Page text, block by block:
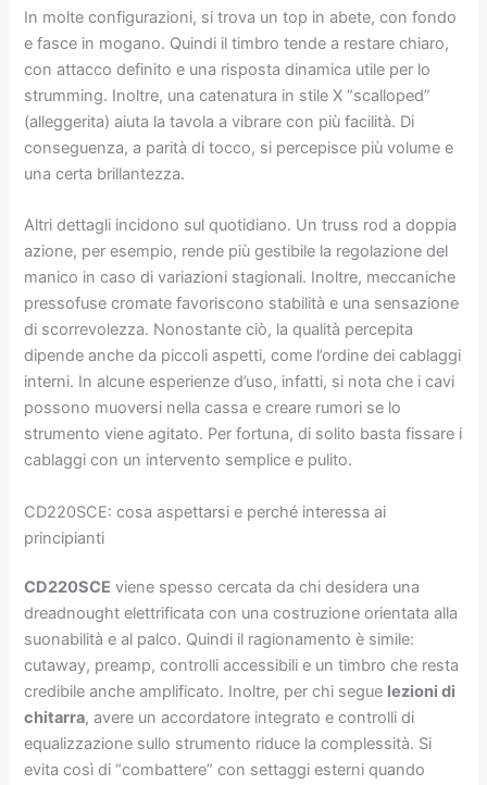
In molte configurazioni, si trova un top in abete, con fondo
e fasce in mogano. Quindi il timbro tende a restare chiaro,
con attacco definito e una risposta dinamica utile per lo
strumming. Inoltre, una catenatura in stile X “scalloped”
(alleggerita) aiuta la tavola a vibrare con più facilità. Di
conseguenza, a parità di tocco, si percepisce più volume e
una certa brillantezza.
Altri dettagli incidono sul quotidiano. Un truss rod a doppia
azione, per esempio, rende più gestibile la regolazione del
manico in caso di variazioni stagionali. Inoltre, meccaniche
pressofuse cromate favoriscono stabilità e una sensazione
di scorrevolezza. Nonostante ciò, la qualità percepita
dipende anche da piccoli aspetti, come l’ordine dei cablaggi
interni. In alcune esperienze d’uso, infatti, si nota che i cavi
possono muoversi nella cassa e creare rumori se lo
strumento viene agitato. Per fortuna, di solito basta fissare i
cablaggi con un intervento semplice e pulito.
CD220SCE: cosa aspettarsi e perché interessa ai
principianti
CD220SCE viene spesso cercata da chi desidera una
dreadnought elettrificata con una costruzione orientata alla
suonabilità e al palco. Quindi il ragionamento è simile:
cutaway, preamp, controlli accessibili e un timbro che resta
credibile anche amplificato. Inoltre, per chi segue lezioni di
chitarra, avere un accordatore integrato e controlli di
equalizzazione sullo strumento riduce la complessità. Si
evita così di “combattere” con settaggi esterni quando